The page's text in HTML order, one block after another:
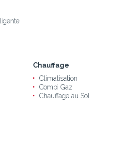
Chauffage
Climatisation
Combi Gaz
Chauffage au Sol